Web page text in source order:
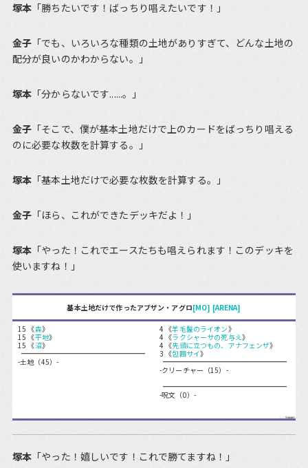
塚本 「勝ちたいです！ばっちり唱えたいです！」
金子 「でも、いろいろな種類の土地がありすぎて、どんな土地の
配分が良いのかわからない。」
塚本 「分からないです......。」
金子 「そこで、僕が基本土地だけで上のカードをばっちり唱える
のに必要な枚数を計算する。」
塚本 「基本土地だけで必要な枚数を計算する。」
金子 「ほら、これができたデッキだよ！」
塚本 「やった！これでエースたちも唱えられます！このデッキを
使いますね！」
基本土地だけで作ったアブザン・アグロ[MO] [ARENA]
15 《森》
15 《平地》
15 《沼》
-土地（45）-
4 《羊毛鬣のライオン》
4 《ラクシャーサの死与え》
4 《先頭に立つもの、アナフェンザ》
3 《包囲サイ》
-クリーチャー（15）-
-呪文（0）-
塚本 「やった！嬉しいです！これで勝てますね！」